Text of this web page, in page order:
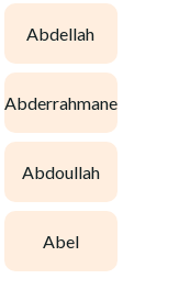
abdellah
abderrahmane
abdoullah
abel